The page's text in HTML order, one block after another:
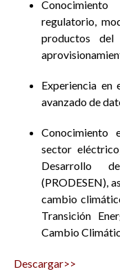
regulatorio,
productos del
Experiencia en
avanzado de
Conocimiento
sector
Desarrollo
(PRODESEN),
cambio
Transición
Cambio
Descargar>>